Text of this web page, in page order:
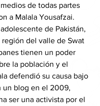
de todas partes
a Malala Yousafzai.
de Pakistán,
del valle de Swat
tienen un poder
la población y el
defendió su causa bajo
un blog en el 2009,
ser una activista por el